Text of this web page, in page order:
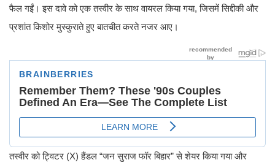
फैल गईं। इस दावे को एक तस्वीर के साथ वायरल किया गया, जिसमें सिद्दीकी और
प्रशांत किशोर मुस्कुराते हुए बातचीत करते नजर आए।
तस्वीर को ट्विटर (X) हैंडल “जन सुराज फॉर बिहार” से शेयर किया गया और